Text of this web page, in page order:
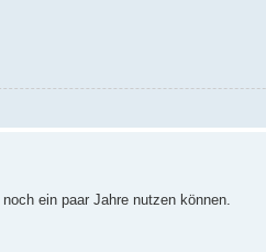
ein paar Jahre nutzen können.